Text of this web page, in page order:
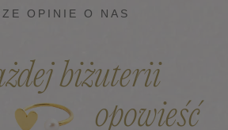
OPINIE O NAS
biżuterii
opowieść